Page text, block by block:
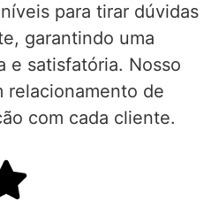
para tirar dúvidas
garantindo uma
e satisfatória. Nosso
relacionamento de
com cada cliente.